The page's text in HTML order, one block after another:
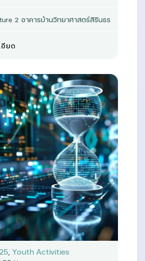
2 อาคารบ้านวิทยาศาสตร์สิรินธร
อียด
, Youth Activities